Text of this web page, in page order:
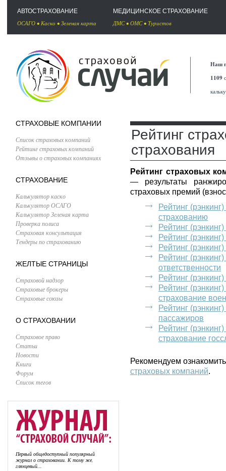
АВТОСТРАХОВАНИЕ
ОСАГО • Каско • Зеленая карта
МЕДИЦИНСКОЕ СТРАХОВАНИЕ
ДМС• ОМС• Туристов
Наш
1109
СТРАХОВЫЕ КОМПАНИИ
Список страховых компаний
Рейтинг страховых компаний
Отзывы о страховых компаниях
СТРАХОВАНИЕ
Калькулятор каско
Калькулятор ОСАГО
Калькулятор Зеленая карта
Проверка полиса
Страховая консультация
Тендеры по страхованию
ЖЕЛТЫЕ СТРАНИЦЫ
Страховой надзор
Страховые брокеры
Страховые союзы
О СТРАХОВАНИИ
Страховое право
Статьи
Новости
Книги
Форум
Список тегов
Первый общедоступный популярный
журнал о страховании. К тому же,
глянцевый...
Рейтинг
страхования
Рейтинг страховых
— результаты
страховых премий
Рейтинг
страхованию
Рейтинг
Рейтинг
Рейтинг
Рейтинг
ответственности
Рейтинг
Рейтинг
страхование
Рейтинг
пассажиров
Рейтинг
страхование
Рекомендуем
страховых компаний.